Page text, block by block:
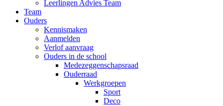
Leerlingen Advies Team
Team
Ouders
Kennismaken
Aanmelden
Verlof aanvraag
Ouders in de school
Medezeggenschapsraad
Ouderraad
Werkgroepen
Sport
Deco